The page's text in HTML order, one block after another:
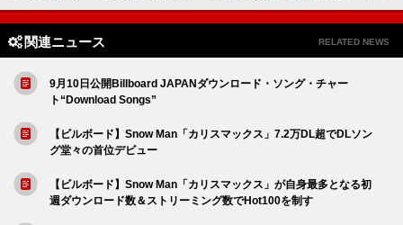
関連ニュース RELATED NEWS
9月10日公開Billboard JAPANダウンロード・ソング・チャー
ト“Download Songs”
【ビルボード】Snow Man「カリスマックス」7.2万DL超でDLソン
グ堂々の首位デビュー
【ビルボード】Snow Man「カリスマックス」が自身最多となる初
週ダウンロード数＆ストリーミング数でHot100を制す